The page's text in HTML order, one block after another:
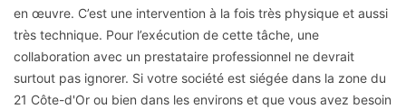
en œuvre. C’est une intervention à la fois très physique et aussi
très technique. Pour l’exécution de cette tâche, une
collaboration avec un prestataire professionnel ne devrait
surtout pas ignorer. Si votre société est siégée dans la zone du
21 Côte-d'Or ou bien dans les environs et que vous avez besoin